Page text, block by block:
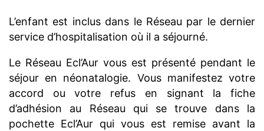
L’enfant est inclus dans le Réseau par le dernier
service d’hospitalisation où il a séjourné.
Le Réseau Ecl’Aur vous est présenté pendant le
séjour en néonatalogie. Vous manifestez votre
accord ou votre refus en signant la fiche
d’adhésion au Réseau qui se trouve dans la
pochette Ecl’Aur qui vous est remise avant la